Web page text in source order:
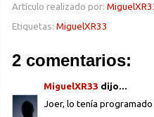
Artículo realizado por:
Etiquetas: MiguelXR33
2 comentarios:
MiguelXR33 dijo...
Joer, lo tenía programado